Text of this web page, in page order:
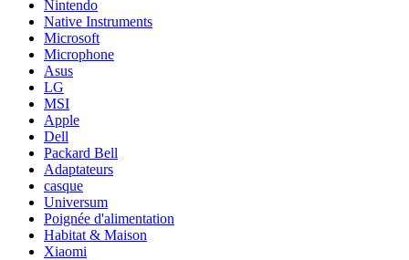
Nintendo
Native Instruments
Microsoft
Microphone
Asus
LG
MSI
Apple
Dell
Packard Bell
Adaptateurs
casque
Universum
Poignée d'alimentation
Habitat & Maison
Xiaomi